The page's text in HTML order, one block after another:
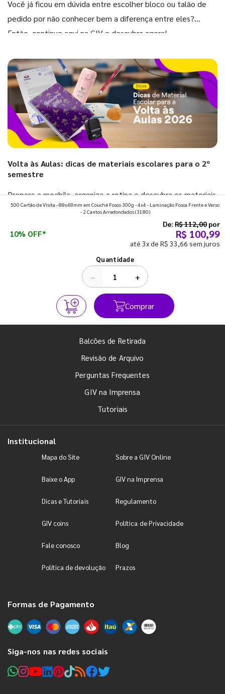
Você já ficou em dúvida entre escolher bloco ou talão de
pedido por não conhecer bem a diferença entre eles?
Então, continue aqui na GIV e descubra agora!
Volta às Aulas: dicas de materiais escolares para o 2º
semestre
Prepare a mochila, organize a rotina e descubra os materiais
que fazem toda diferença para começar o segundo
500 Cartão de Visita - 88x48mm em Couché Fosco 300g - 4x4 - Laminação Fosca Frente e Verso
- 2 Cantos Arredondados(3180)
10% OFF*
De: R$ 112,00 por
R$ 100,99
até 3x de R$ 33,66 sem juros
Quantidade
− +
Comprar
Balcões de Retirada
Revisão de Arquivo
Perguntas Frequentes
GIV na Imprensa
Tutoriais
Institucional
Mapa do Site Sobre a GIV Online
Baixe o App GIV na Imprensa
Dicas e Tutoriais Regulamento
GIV coins Política de Privacidade
Fale conosco Blog
Política de devolução Prazos
Formas de Pagamento
Siga-nos nas redes sociais